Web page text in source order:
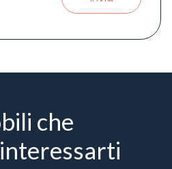
che